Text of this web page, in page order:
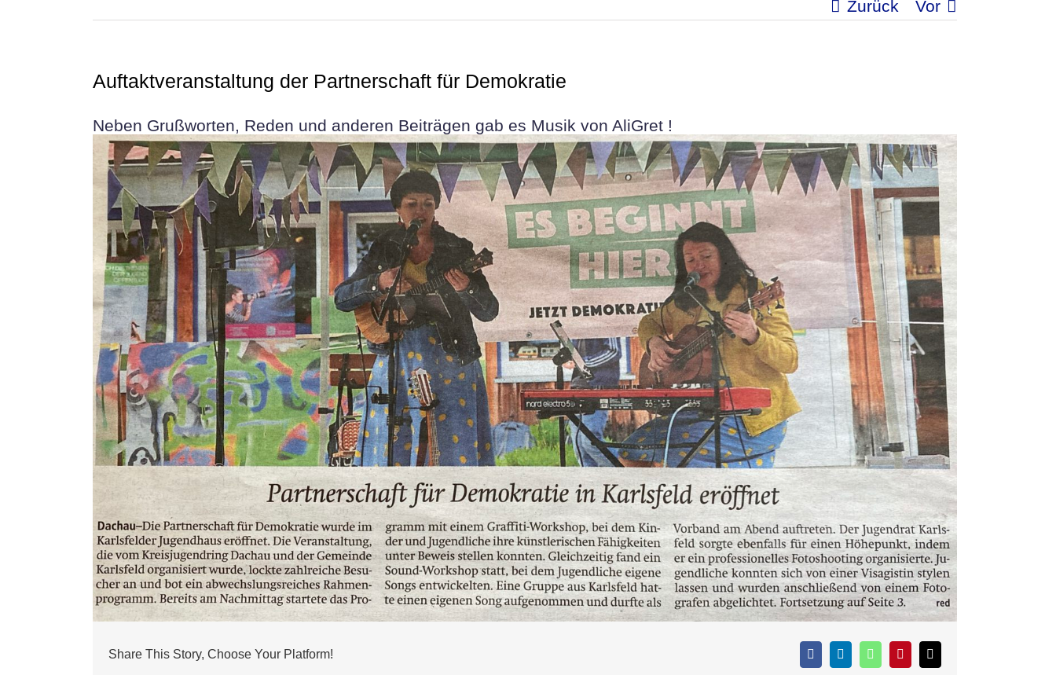
Zurück Vor
Auftaktveranstaltung der Partnerschaft für Demokratie
Neben Grußworten, Reden und anderen Beiträgen gab es Musik von AliGret !
Share This Story, Choose Your Platform! FacebookLinkedInWhatsAppPinterest
Mail